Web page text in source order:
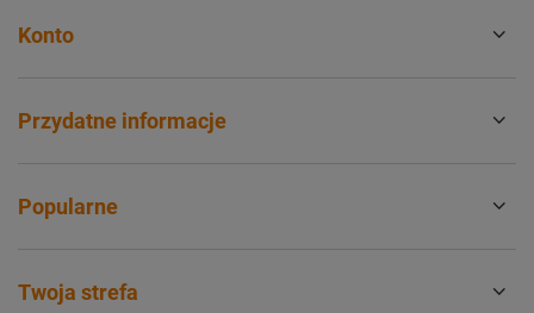
Konto
Przydatne informacje
Popularne
Twoja strefa